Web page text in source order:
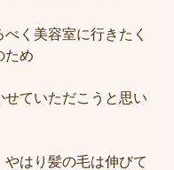
く美容室に行きたく
ため
せていただこうと思い
やはり髪の毛は伸びて